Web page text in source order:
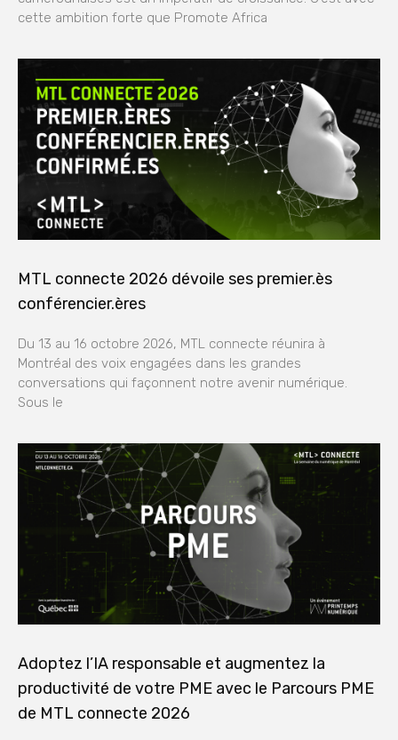
cette ambition forte que Promote Africa
MTL connecte 2026 dévoile ses premier.ès
conférencier.ères
Du 13 au 16 octobre 2026, MTL connecte réunira à
Montréal des voix engagées dans les grandes
conversations qui façonnent notre avenir numérique.
Sous le
Adoptez l’IA responsable et augmentez la
productivité de votre PME avec le Parcours PME
de MTL connecte 2026